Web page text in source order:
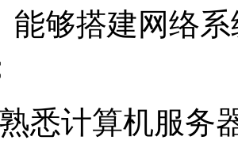
能够搭建网络
悉计算机服务